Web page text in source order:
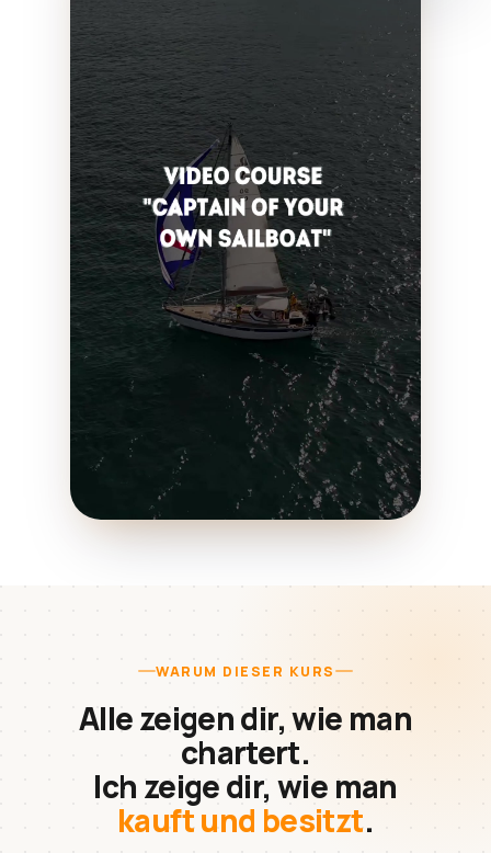
WARUM DIESER KURS
Alle zeigen dir, wie man
chartert.
Ich zeige dir, wie man
kauft und besitzt.